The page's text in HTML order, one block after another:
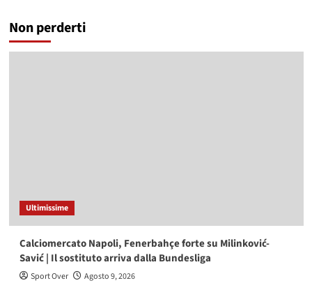
Non perderti
Ultimissime
Calciomercato Napoli, Fenerbahçe forte su Milinković-
Savić | Il sostituto arriva dalla Bundesliga
Sport Over Agosto 9, 2026